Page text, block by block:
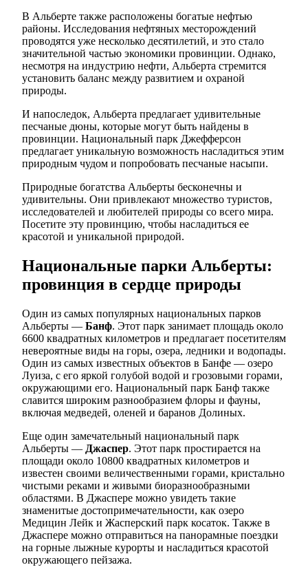
В Альберте также расположены богатые нефтью
районы. Исследования нефтяных месторождений
проводятся уже несколько десятилетий, и это стало
значительной частью экономики провинции. Однако,
несмотря на индустрию нефти, Альберта стремится
установить баланс между развитием и охраной
природы.
И напоследок, Альберта предлагает удивительные
песчаные дюны, которые могут быть найдены в
провинции. Национальный парк Джефферсон
предлагает уникальную возможность насладиться этим
природным чудом и попробовать песчаные насыпи.
Природные богатства Альберты бесконечны и
удивительны. Они привлекают множество туристов,
исследователей и любителей природы со всего мира.
Посетите эту провинцию, чтобы насладиться ее
красотой и уникальной природой.
Национальные парки Альберты:
провинция в сердце природы
Один из самых популярных национальных парков
Альберты — Банф. Этот парк занимает площадь около
6600 квадратных километров и предлагает посетителям
невероятные виды на горы, озера, ледники и водопады.
Один из самых известных объектов в Банфе — озеро
Луиза, с его яркой голубой водой и грозовыми горами,
окружающими его. Национальный парк Банф также
славится широким разнообразием флоры и фауны,
включая медведей, оленей и баранов Долиных.
Еще один замечательный национальный парк
Альберты — Джаспер. Этот парк простирается на
площади около 10800 квадратных километров и
известен своими величественными горами, кристально
чистыми реками и живыми биоразнообразными
областями. В Джаспере можно увидеть такие
знаменитые достопримечательности, как озеро
Медицин Лейк и Жасперский парк косаток. Также в
Джаспере можно отправиться на панорамные поездки
на горные лыжные курорты и насладиться красотой
окружающего пейзажа.